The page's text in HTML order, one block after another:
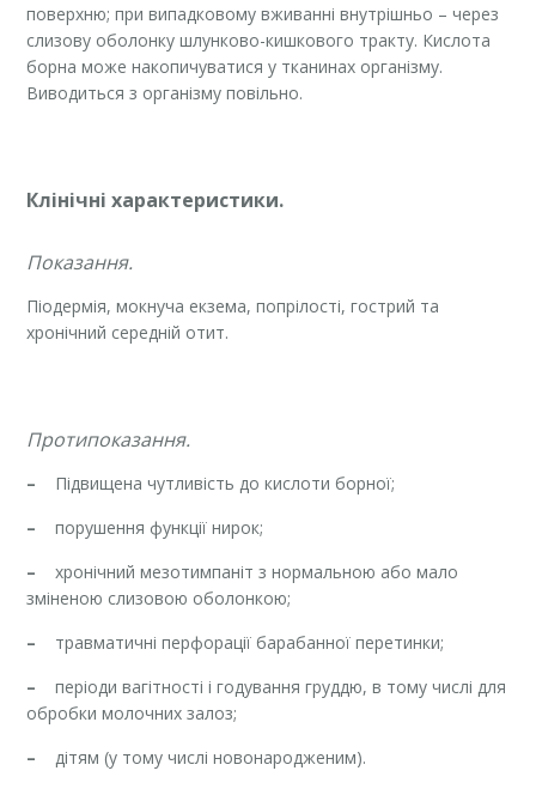
поверхню; при випадковому вживанні внутрішньо – через
слизову оболонку шлунково-кишкового тракту. Кислота
борна може накопичуватися у тканинах організму.
Виводиться з організму повільно.
Клінічні характеристики.
Показання.
Піодермія, мокнуча екзема, попрілості, гострий та
хронічний середній отит.
Протипоказання.
– Підвищена чутливість до кислоти борної;
–порушення функції нирок;
–хронічний мезотимпаніт з нормальною або мало
зміненою слизовою оболонкою;
– травматичні перфорації барабанної перетинки;
–періоди вагітності і годування груддю, в тому числі для
обробки молочних залоз;
– дітям (у тому числі новонародженим).